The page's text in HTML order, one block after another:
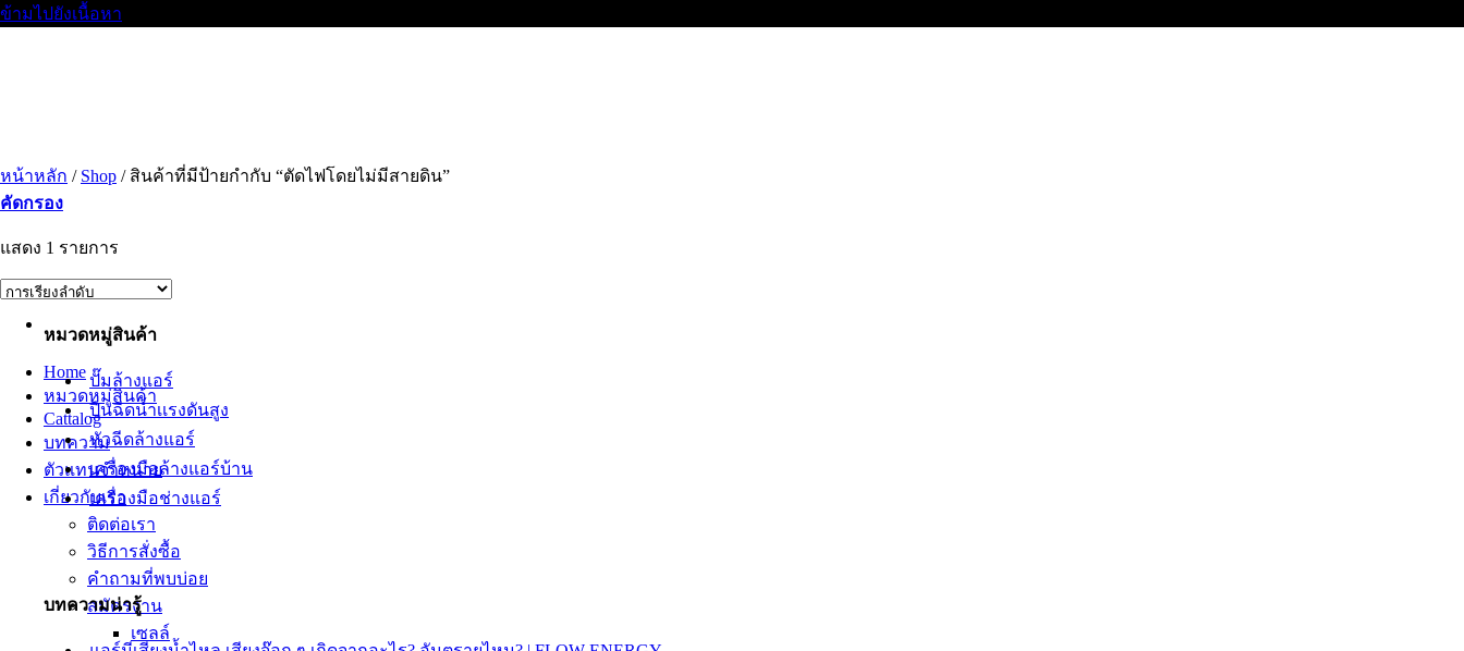
ข้ามไปยังเนื้อหา
Home
หมวดหมู่สินค้า
Cattalog
บทความ
ตัวแทนจำหน่าย
เกี่ยวกับเรา
ติดต่อเรา
วิธีการสั่งซื้อ
คำถามที่พบบ่อย
สมัครงาน
เซลล์
หน้าหลัก / Shop /สินค้าที่มีป้ายกำกับ “ตัดไฟโดยไม่มีสายดิน”
คัดกรอง
แสดง 1 รายการ
หมวดหมู่สินค้า
ปั๊มล้างแอร์
ปืนฉีดน้ำเเรงดันสูง
หัวฉีดล้างแอร์
เครื่องมือล้างแอร์บ้าน
เครื่องมือช่างแอร์
บทความน่ารู้